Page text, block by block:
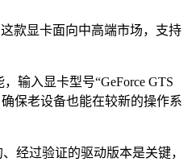
款显卡面向中高端市场，支持
输入显卡型号“GeForce GTS
保老设备也能在较新的操作系
经过验证的驱动版本是关键，